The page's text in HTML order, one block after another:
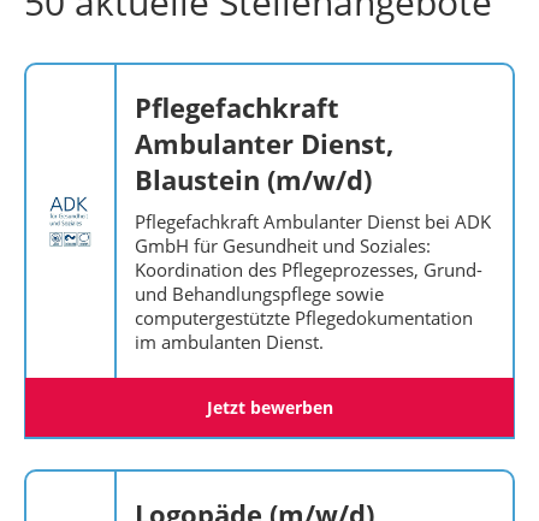
Pflegefachkraft
Ambulanter Dienst,
Blaustein (m/w/d)
Pflegefachkraft Ambulanter Dienst bei ADK
GmbH für Gesundheit und Soziales:
Koordination des Pflegeprozesses, Grund-
und Behandlungspflege sowie
computergestützte Pflegedokumentation
im ambulanten Dienst.
Jetzt bewerben